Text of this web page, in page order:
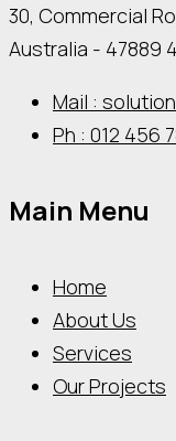
30, Commercial
Australia - 47889
Mail :
Ph : 012 456
Main Menu
Home
About Us
Services
Our Projects